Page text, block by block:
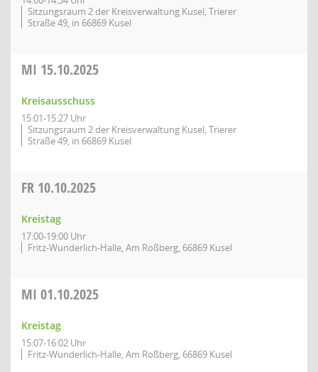
Sitzungsraum 2 der Kreisverwaltung Kusel, Trierer
Straße 49, in 66869 Kusel
MI 15.10.2025
Kreisausschuss
15:01-15:27 Uhr
Sitzungsraum 2 der Kreisverwaltung Kusel, Trierer
Straße 49, in 66869 Kusel
FR 10.10.2025
Kreistag
17:00-19:00 Uhr
Fritz-Wunderlich-Halle, Am Roßberg, 66869 Kusel
MI 01.10.2025
Kreistag
15:07-16:02 Uhr
Fritz-Wunderlich-Halle, Am Roßberg, 66869 Kusel